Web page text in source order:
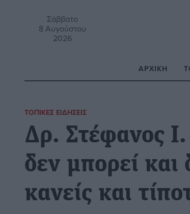
Σάββατο
8 Αυγούστου
2026
ΑΡΧΙΚΉ
ΤΟΠΙΚΈΣ ΕΙΔΉΣΕΙΣ
Δρ. Στέφανος
δεν μπορεί
κανείς και